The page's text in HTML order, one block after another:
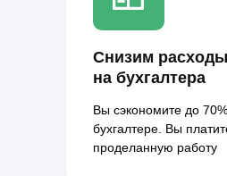
Снизим расходы
на бухгалтера
Вы сэкономите до
бухгалтере. Вы
проделанную работу